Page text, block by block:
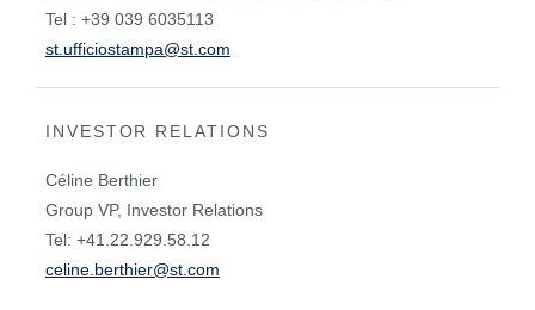
Tel : +39 039 6035113
st.ufficiostampa@st.com
INVESTOR RELATIONS
Céline Berthier
Group VP, Investor Relations
Tel: +41.22.929.58.12
celine.berthier@st.com